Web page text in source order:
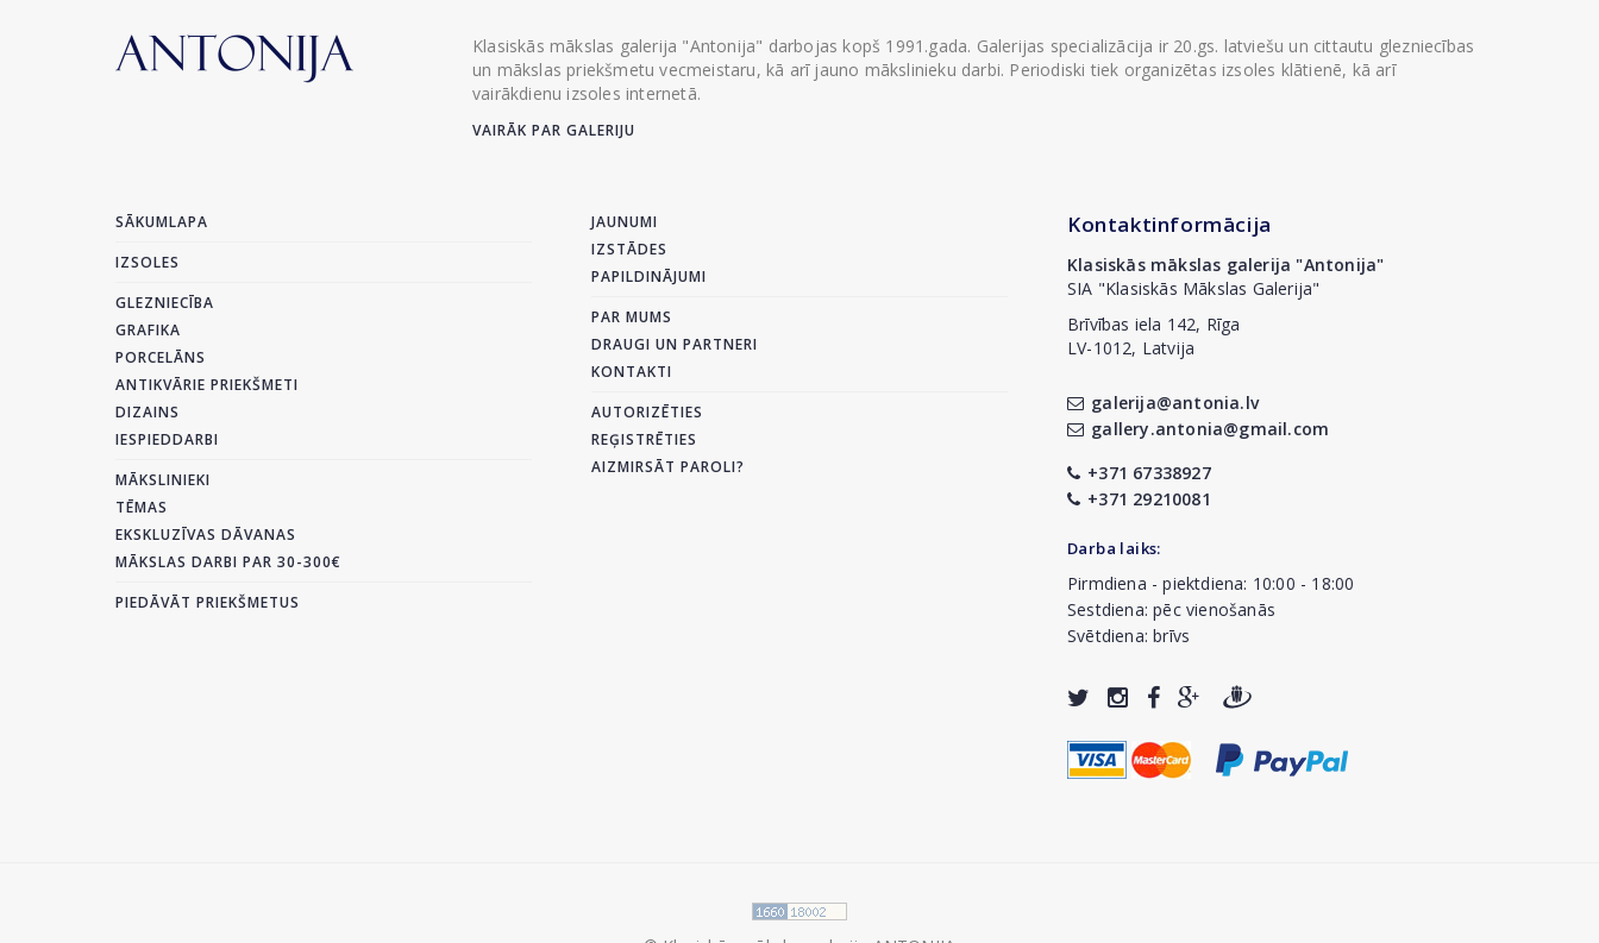
Klasiskās mākslas galerija "Antonija" darbojas kopš 1991.gada. Galerijas specializācija ir 20.gs. latviešu un cittautu glezniecības
un mākslas priekšmetu vecmeistaru, kā arī jauno mākslinieku darbi. Periodiski tiek organizētas izsoles klātienē, kā arī
vairākdienu izsoles internetā.
VAIRĀK PAR GALERIJU
SĀKUMLAPA
IZSOLES
GLEZNIECĪBA
GRAFIKA
PORCELĀNS
ANTIKVĀRIE PRIEKŠMETI
DIZAINS
IESPIEDDARBI
MĀKSLINIEKI
TĒMAS
EKSKLUZĪVAS DĀVANAS
MĀKSLAS DARBI PAR 30-300€
PIEDĀVĀT PRIEKŠMETUS
JAUNUMI
IZSTĀDES
PAPILDINĀJUMI
PAR MUMS
DRAUGI UN PARTNERI
KONTAKTI
AUTORIZĒTIES
REĢISTRĒTIES
AIZMIRSĀT PAROLI?
Kontaktinformācija
Klasiskās mākslas galerija "Antonija"
SIA "Klasiskās Mākslas Galerija"
Brīvības iela 142, Rīga
LV-1012, Latvija
galerija@antonia.lv
gallery.antonia@gmail.com
+371 67338927
+371 29210081
Darba laiks:
Pirmdiena - piektdiena: 10:00 - 18:00
Sestdiena: pēc vienošanās
Svētdiena: brīvs